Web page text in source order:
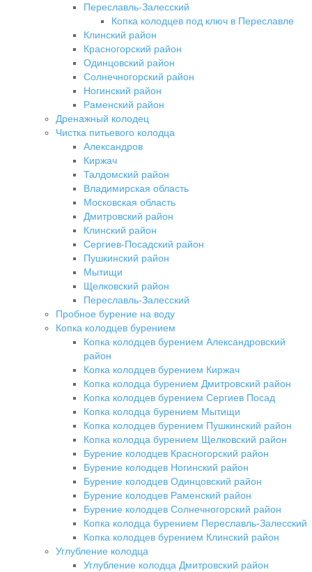
Переславль-Залесский
Копка колодцев под ключ в Переславле
Клинский район
Красногорский район
Одинцовский район
Солнечногорский район
Ногинский район
Раменский район
Дренажный колодец
Чистка питьевого колодца
Александров
Киржач
Талдомский район
Владимирская область
Московская область
Дмитровский район
Клинский район
Сергиев-Посадский район
Пушкинский район
Мытищи
Щелковский район
Переславль-Залесский
Пробное бурение на воду
Копка колодцев бурением
Копка колодцев бурением Александровский
район
Копка колодцев бурением Киржач
Копка колодца бурением Дмитровский район
Копка колодцев бурением Сергиев Посад
Копка колодца бурением Мытищи
Копка колодцев бурением Пушкинский район
Копка колодца бурением Щелковский район
Бурение колодцев Красногорский район
Бурение колодцев Ногинский район
Бурение колодцев Одинцовский район
Бурение колодцев Раменский район
Бурение колодцев Солнечногорский район
Копка колодца бурением Переславль-Залесский
Копка колодцев бурением Клинский район
Углубление колодца
Углубление колодца Дмитровский район